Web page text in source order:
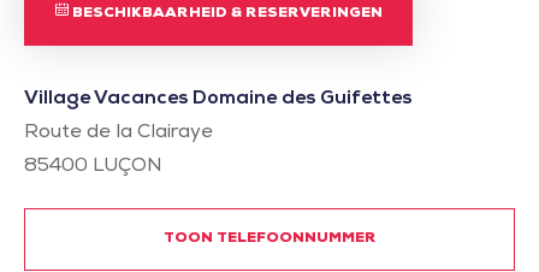
BESCHIKBAARHEID & RESERVERINGEN
Village Vacances Domaine des Guifettes
Route de la Clairaye
85400 LUÇON
TOON TELEFOONNUMMER